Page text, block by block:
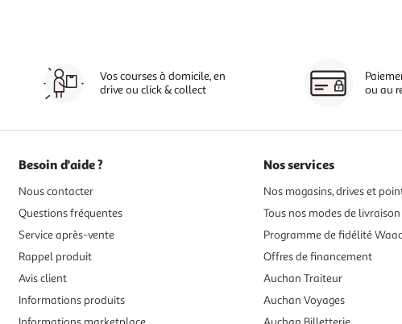
Vos courses à domicile, en
drive ou click & collect
ou au
Besoin d'aide ?
Nous contacter
Questions fréquentes
Service après-vente
Rappel produit
Avis client
Informations produits
Nos services
Nos magasins, drives et
Tous nos modes de livraison
Programme de fidélité
Offres de financement
Auchan Traiteur
Auchan Voyages